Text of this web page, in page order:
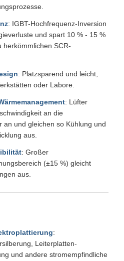
: IGBT-Hochfrequenz-Inversion
und spart 10 % - 15 %
herkömmlichen SCR-
: Platzsparend und leicht,
oder Labore.
: Lüfter
an die
an und gleichen so Kühlung und
aus.
: Großer
(±15 %) gleicht
aus.
:
Leiterplatten-
und andere stromempfindliche